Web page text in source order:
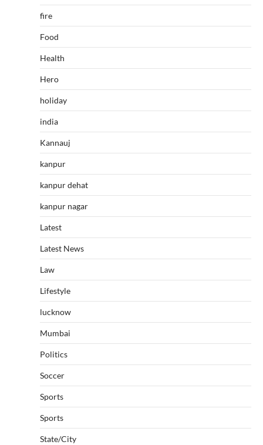
fire
Food
Health
Hero
holiday
india
Kannauj
kanpur
kanpur dehat
kanpur nagar
Latest
Latest News
Law
Lifestyle
lucknow
Mumbai
Politics
Soccer
Sports
Sports
State/City